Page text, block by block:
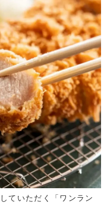
ていただく「ワンラン